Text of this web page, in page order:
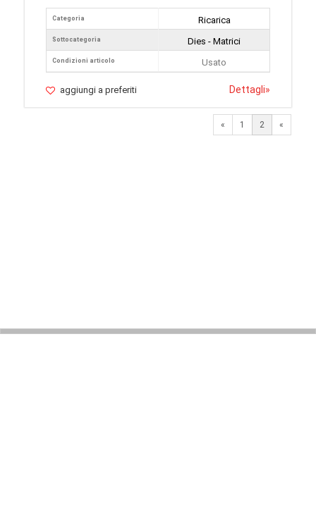
Categoria
Sottocategoria
Condizioni articolo
Ricarica
Dies - Matrici
Usato
aggiungi a preferiti Dettagli»
« Previous
1 2 «